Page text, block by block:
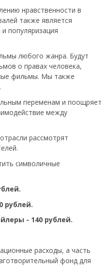
нравственности в
также является
популяризация
любого жанра. Будут
о правах человека,
фильмы. Мы также
переменам и поощряет
между
рассмотрят
символичные
рублей.
- 140 рублей.
расходы, а часть
фонд для